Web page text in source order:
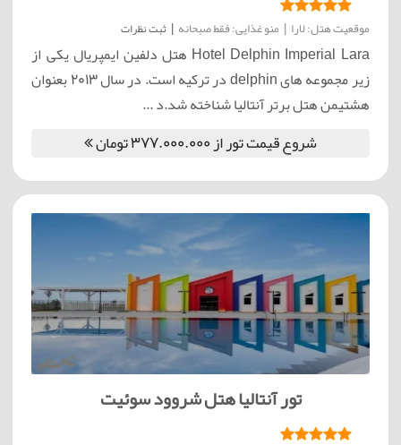
موقعیت هتل: لارا | منو غذایی: فقط صبحانه | ثبت نظرات
Hotel Delphin Imperial Lara هتل دلفین ایمپریال یکی از
زیر مجموعه های delphin در ترکیه است. در سال 2013 بعنوان
هشتیمن هتل برتر آنتالیا شناخته شد.د ...
شروع قیمت تور از 377.000.000 تومان
تور آنتالیا هتل شروود سوئیت